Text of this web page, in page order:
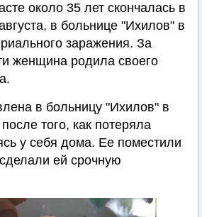
около 35 лет скончалась в
в больнице "Ихилов" в
заражения. За
женщина родила своего
в больницу "Ихилов" в
того, как потеряла
у себя дома. Ее поместили
ей срочную